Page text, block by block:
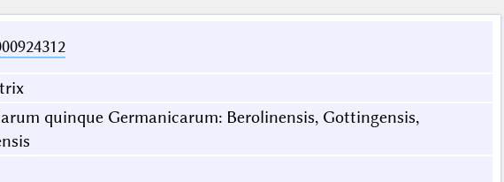
quinque Germanicarum: Berolinensis, Gottingensis,